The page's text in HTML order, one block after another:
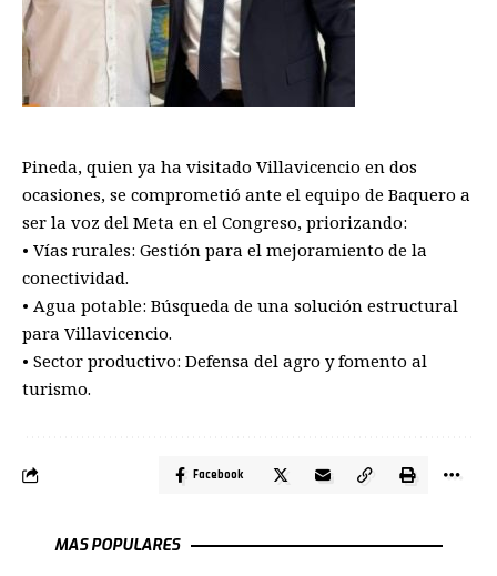
Pineda, quien ya ha visitado Villavicencio en dos
ocasiones, se comprometió ante el equipo de Baquero a
ser la voz del Meta en el Congreso, priorizando:
• Vías rurales: Gestión para el mejoramiento de la
conectividad.
• Agua potable: Búsqueda de una solución estructural
para Villavicencio.
• Sector productivo: Defensa del agro y fomento al
turismo.
Facebook
MAS POPULARES